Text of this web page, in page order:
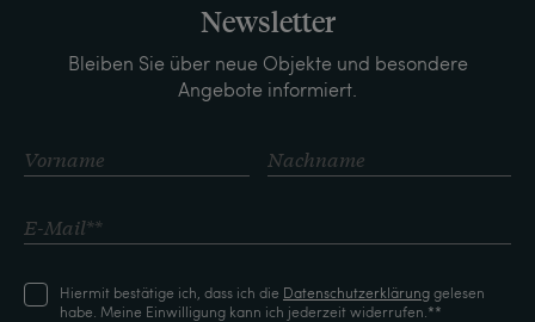
Newsletter
Bleiben Sie über neue Objekte und besondere
Angebote informiert.
Hiermit bestätige ich, dass ich die Daten­schutz­erklärunggelesen
habe. Meine Einwilligung kann ich jederzeit widerrufen.**